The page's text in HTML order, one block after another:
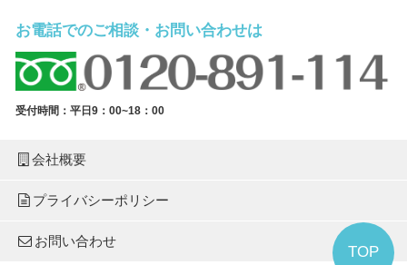
TOP
お電話でのご相談・お問い合わせは
受付時間：平日9：00~18：00
会社概要
プライバシーポリシー
お問い合わせ